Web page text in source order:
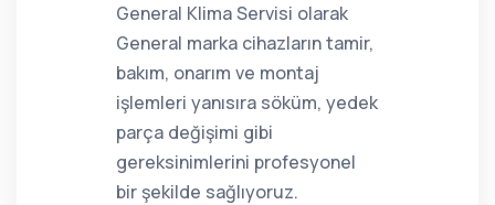
General Klima Servisi olarak
General marka cihazların tamir,
bakım, onarım ve montaj
işlemleri yanısıra söküm, yedek
parça değişimi gibi
gereksinimlerini profesyonel
bir şekilde sağlıyoruz.